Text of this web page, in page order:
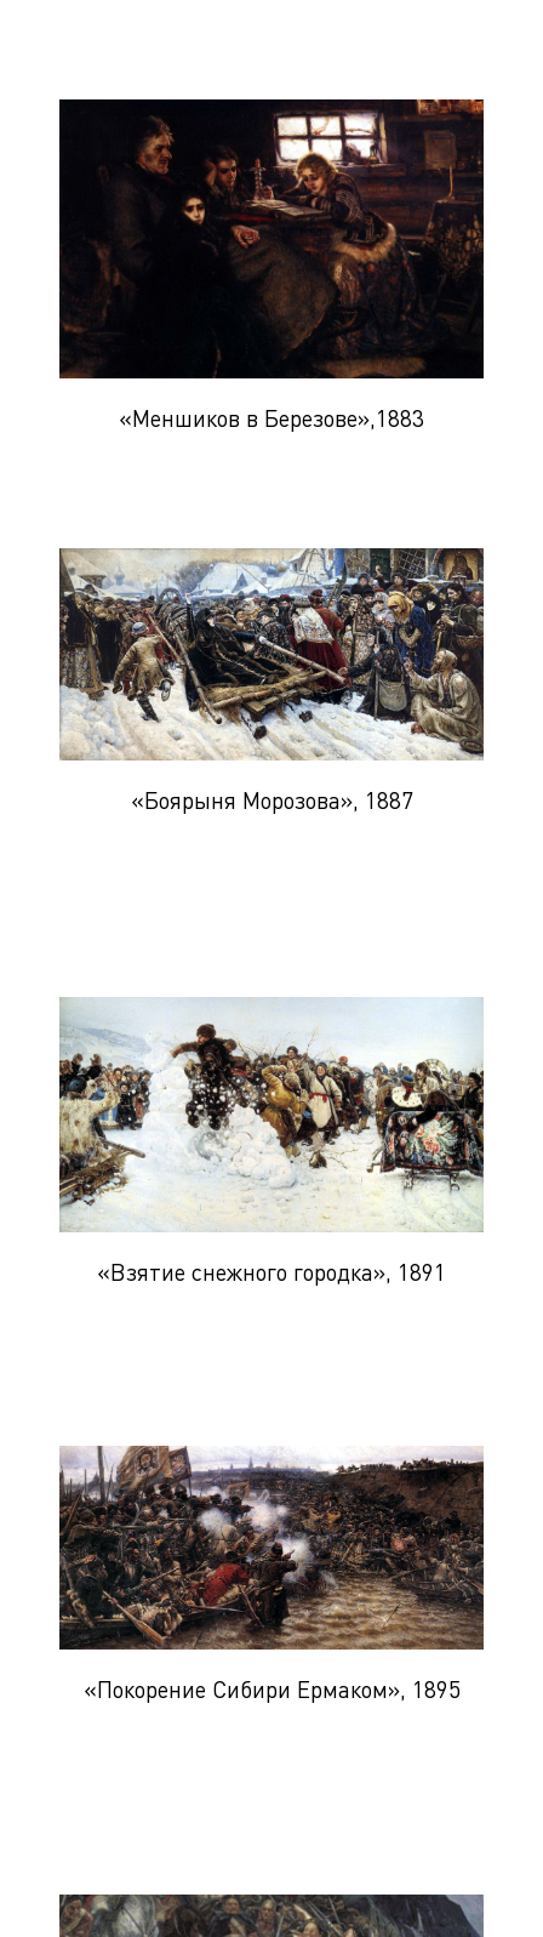
«Меншиков в Березове»,1883
«Боярыня Морозова», 1887
«Взятие снежного городка», 1891
«Покорение Сибири Ермаком», 1895